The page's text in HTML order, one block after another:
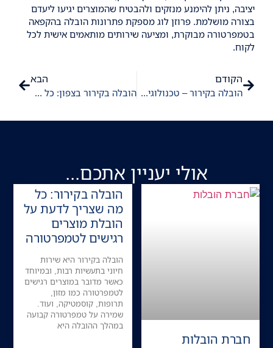
יציבה, ניתן להימנע מנזקים ולהבטיח שהמוצרים יגיעו ליעדם
בצורה מושלמת. פרוזן לוג מספקת פתרונות הובלה בהקפאה
בטמפרטורה מבוקרת, ומציעה שירותים מותאמים אישית לכל
לקוח.
הקודם
הובלה בקירור – טכנולוגיה מתקדמת לשמירה על סחורה בטמפרטורה קבועה
הבא
הובלה בקירור בצפון: כל מה שצריך לדעת על הובלת סחורות בקירור
אולי יעניין אתכם...
חברת הובלות
הובלה בקירור: כל
מה שצריך לדעת על
הובלת מוצרים
רגישים לטמפרטורה
הובלה בקירור היא שירות
חיוני בתעשיות רבות, ובמיוחד
כאשר מדובר במוצרים רגישים
לטמפרטורה כמו מזון,
תרופות, קוסמטיקה, ועוד.
שמירה על טמפרטורה קבועה
במהלך ההובלה היא